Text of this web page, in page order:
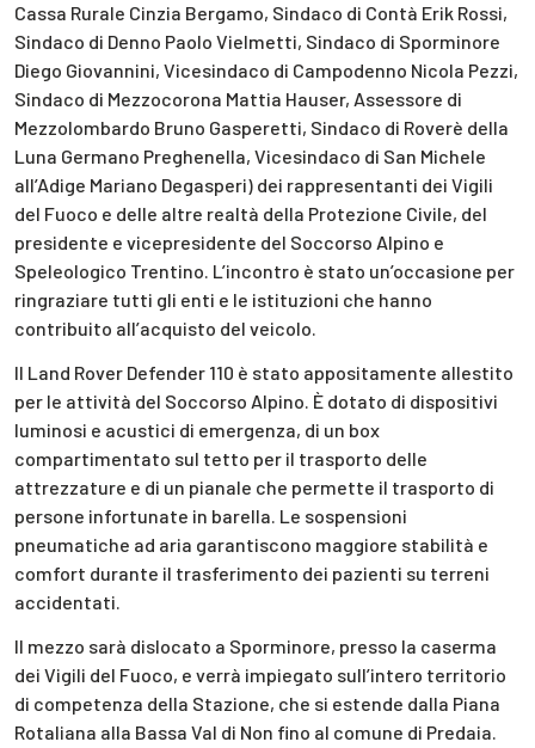
Cassa Rurale Cinzia Bergamo, Sindaco di Contà Erik Rossi,
Sindaco di Denno Paolo Vielmetti, Sindaco di Sporminore
Diego Giovannini, Vicesindaco di Campodenno Nicola Pezzi,
Sindaco di Mezzocorona Mattia Hauser, Assessore di
Mezzolombardo Bruno Gasperetti, Sindaco di Roverè della
Luna Germano Preghenella, Vicesindaco di San Michele
all’Adige Mariano Degasperi) dei rappresentanti dei Vigili
del Fuoco e delle altre realtà della Protezione Civile, del
presidente e vicepresidente del Soccorso Alpino e
Speleologico Trentino. L’incontro è stato un’occasione per
ringraziare tutti gli enti e le istituzioni che hanno
contribuito all’acquisto del veicolo.
Il Land Rover Defender 110 è stato appositamente allestito
per le attività del Soccorso Alpino. È dotato di dispositivi
luminosi e acustici di emergenza, di un box
compartimentato sul tetto per il trasporto delle
attrezzature e di un pianale che permette il trasporto di
persone infortunate in barella. Le sospensioni
pneumatiche ad aria garantiscono maggiore stabilità e
comfort durante il trasferimento dei pazienti su terreni
accidentati.
Il mezzo sarà dislocato a Sporminore, presso la caserma
dei Vigili del Fuoco, e verrà impiegato sull’intero territorio
di competenza della Stazione, che si estende dalla Piana
Rotaliana alla Bassa Val di Non fino al comune di Predaia.